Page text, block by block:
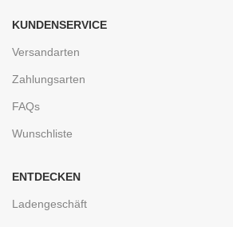
KUNDENSERVICE
Versandarten
Zahlungsarten
FAQs
Wunschliste
ENTDECKEN
Ladengeschäft